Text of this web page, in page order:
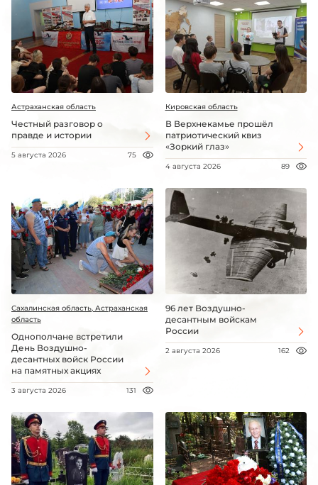
Астраханская область
Честный разговор о
правде и истории
5 августа 2026 75
Кировская область
В Верхнекамье прошёл
патриотический квиз
«Зоркий глаз»
4 августа 2026 89
Сахалинская область, Астраханская
область
Однополчане встретили
День Воздушно-
десантных войск России
на памятных акциях
3 августа 2026 131
96 лет Воздушно-
десантным войскам
России
2 августа 2026 162